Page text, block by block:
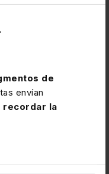
de
envían
recordar la
aportación masiva
privados
trabajadores
que